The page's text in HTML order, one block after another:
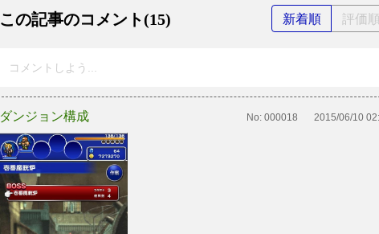
この記事のコメント(15) 新着順 評価
コメントしよう...
ダンジョン構成 No: 000018 2015/06/10